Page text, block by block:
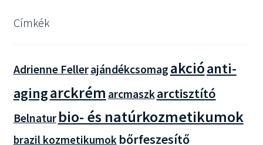
Címkék
Adrienne Fellerajándékcsomag akcióanti-
agingarckrém arcmaszkarctisztító
Belnatur bio- és natúrkozmetikumok
brazil kozmetikumok bőrfeszesítő